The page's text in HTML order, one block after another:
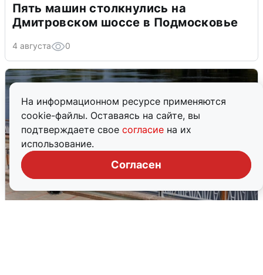
На информационном ресурсе применяются
cookie-файлы. Оставаясь на сайте, вы
подтверждаете свое согласие на их
использование.
Согласен
Пять машин столкнулись на
Дмитровском шоссе в Подмосковье
4 августа 0